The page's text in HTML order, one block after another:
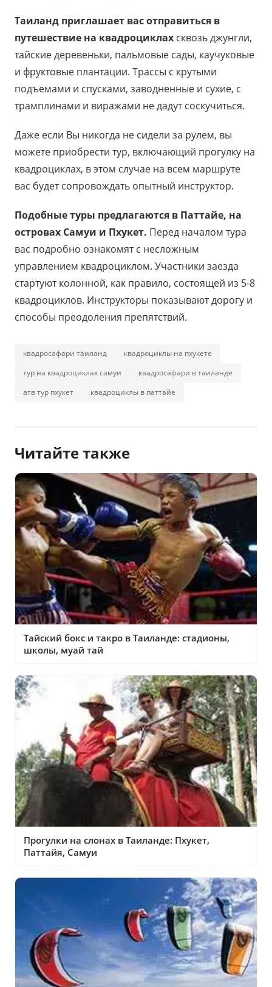
Таиланд приглашает вас отправиться в
путешествие на квадроциклах сквозь джунгли,
тайские деревеньки, пальмовые сады, каучуковые
и фруктовые плантации. Трассы с крутыми
подъемами и спусками, заводненные и сухие, с
трамплинами и виражами не дадут соскучиться.
Даже если Вы никогда не сидели за рулем, вы
можете приобрести тур, включающий прогулку на
квадроциклах, в этом случае на всем маршруте
вас будет сопровождать опытный инструктор.
Подобные туры предлагаются в Паттайе, на
островах Самуи и Пхукет. Перед началом тура
вас подробно ознакомят с несложным
управлением квадроциклом. Участники заезда
стартуют колонной, как правило, состоящей из 5-8
квадроциклов. Инструкторы показывают дорогу и
способы преодоления препятствий.
квадросафари таиланд
квадроциклы на пхукете
тур на квадроциклах самуи
квадросафари в таиланде
атв тур пхукет
квадроциклы в паттайе
Читайте также
Тайский бокс и такро в Таиланде: стадионы,
школы, муай тай
Прогулки на слонах в Таиланде: Пхукет,
Паттайя, Самуи